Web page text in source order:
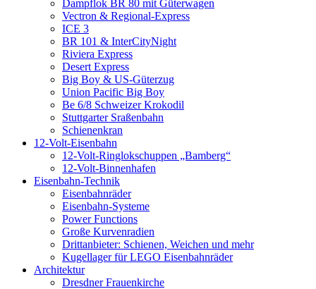
Dampflok BR 80 mit Güterwagen
Vectron & Regional-Express
ICE 3
BR 101 & InterCityNight
Riviera Express
Desert Express
Big Boy & US-Güterzug
Union Pacific Big Boy
Be 6/8 Schweizer Krokodil
Stuttgarter Sraßenbahn
Schienenkran
12-Volt-Eisenbahn
12-Volt-Ringlokschuppen „Bamberg“
12-Volt-Binnenhafen
Eisenbahn-Technik
Eisenbahnräder
Eisenbahn-Systeme
Power Functions
Große Kurvenradien
Drittanbieter: Schienen, Weichen und mehr
Kugellager für LEGO Eisenbahnräder
Architektur
Dresdner Frauenkirche